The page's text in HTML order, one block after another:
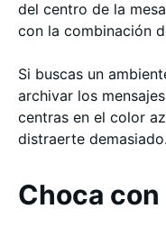
del centro de la
con la combinación
Si buscas un
archivar los
centras en el color
distraerte
Choca con